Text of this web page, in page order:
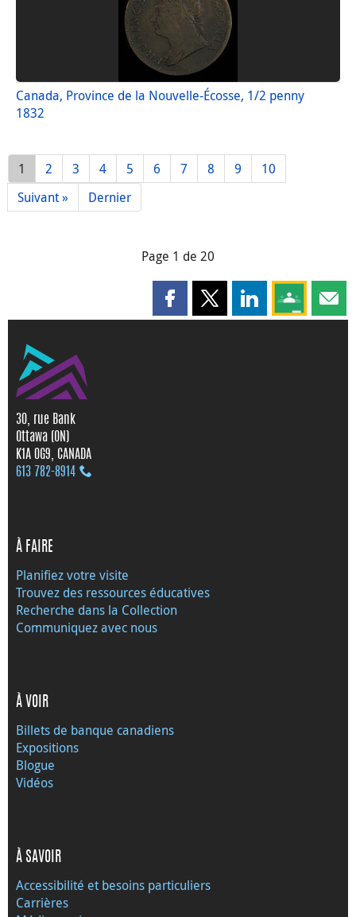
Canada, Province de la Nouvelle-Écosse, 1/2 penny
1832
1 2 3 4 5 6 7 8 9
10
Suivant »
Dernier
Page 1 de 20
Partager cette page sur
Partager cette page sur X
Partager cette
Partagez
30, rue Bank
Ottawa (ON)
K1A 0G9, CANADA
613 782‑8914
À FAIRE
Planifiez votre visite
Trouvez des ressources éducatives
Recherche dans la Collection
Communiquez avec nous
À VOIR
Billets de banque canadiens
Expositions
Blogue
Vidéos
À SAVOIR
Accessibilité et besoins particuliers
Carrières